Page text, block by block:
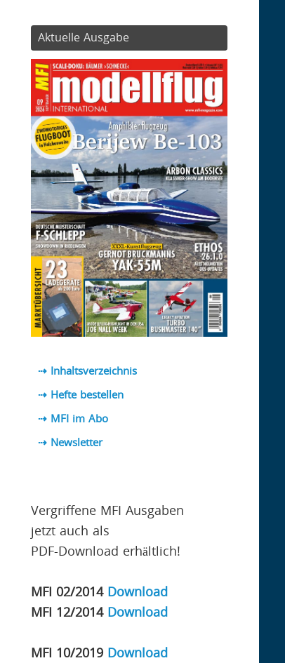
Aktuelle Ausgabe
⇢ Inhaltsverzeichnis
⇢ Hefte bestellen
⇢ MFI im Abo
⇢ Newsletter
Vergriffene MFI Ausgaben
jetzt auch als
PDF-Download erhältlich!
MFI 02/2014 Download
MFI 12/2014 Download
MFI 10/2019 Download